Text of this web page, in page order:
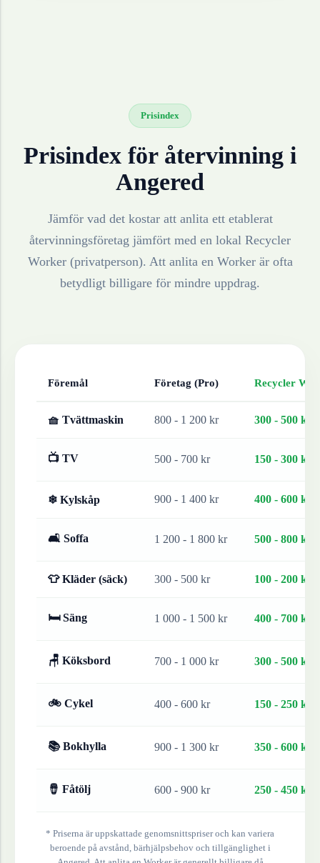
Prisindex
Prisindex för återvinning i
Angered
Jämför vad det kostar att anlita ett etablerat
återvinningsföretag jämfört med en lokal Recycler
Worker (privatperson). Att anlita en Worker är ofta
betydligt billigare för mindre uppdrag.
Föremål Företag (Pro) Recycler
🧺 Tvättmaskin 800 - 1 200 kr 300 - 500 kr
📺 TV 500 - 700 kr 150 - 300 kr
❄ Kylskåp 900 - 1 400 kr 400 - 600 kr
🛋 Soffa 1 200 - 1 800 kr 500 - 800 kr
👕 Kläder (säck) 300 - 500 kr 100 - 200 kr
🛏 Säng 1 000 - 1 500 kr 400 - 700 kr
🪑 Köksbord 700 - 1 000 kr 300 - 500 kr
🚲 Cykel 400 - 600 kr 150 - 250 kr
📚 Bokhylla 900 - 1 300 kr 350 - 600 kr
🪘 Fåtölj 600 - 900 kr 250 - 450 kr
* Priserna är uppskattade genomsnittspriser och kan variera
beroende på avstånd, bärhjälpsbehov och tillgänglighet i